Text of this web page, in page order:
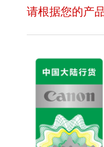
请根据您的产